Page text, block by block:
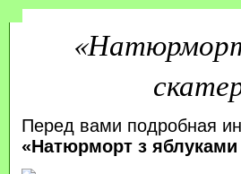
Перед вами подробная
«Натюрморт з яблуками